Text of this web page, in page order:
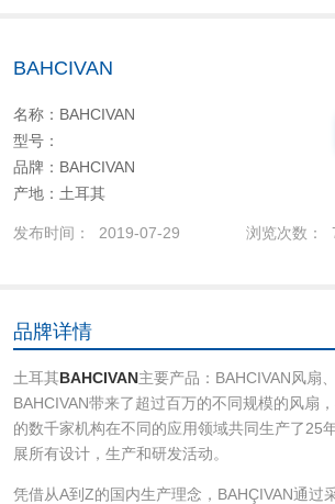
BAHCIVAN
名称：BAHCIVAN
型号：
品牌：BAHCIVAN
产地：土耳其
发布时间： 2019-07-29 浏览次数：
品牌详情
土耳其BAHCIVAN主要产品：BAHCIVAN风扇
BAHCIVAN带来了超过百万的不同规模的风扇
的数千家机构在不同的应用领域共同生产了25
展所有设计，生产和研发活动。
凭借从A到Z的国内生产理念，BAHÇIVAN通过